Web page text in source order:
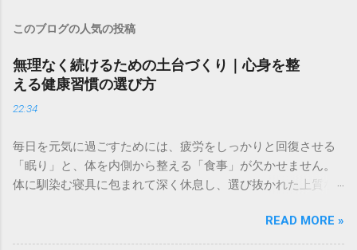
このブログの人気の投稿
無理なく続けるための土台づくり｜心身を整
える健康習慣の選び方
22:34
毎日を元気に過ごすためには、疲労をしっかりと回復させる
「眠り」と、体を内側から整える「食事」が欠かせません。
体に馴染む寝具に包まれて深く休息し、選び抜かれた上質な
が、あなたの健やかな生活を支える土台となります。まず
は、眠りの環境と、食卓の質を少しだけ見直してみません
READ MORE »